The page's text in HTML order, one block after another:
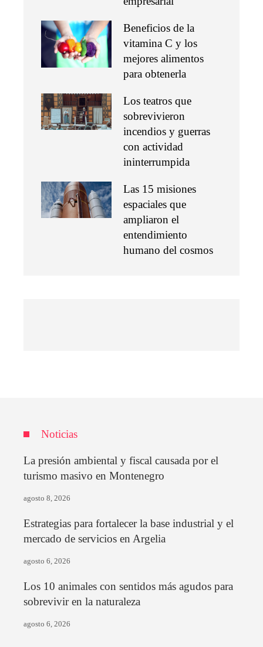
Beneficios de la
vitamina C y los
mejores alimentos
para obtenerla
Los teatros que
sobrevivieron
incendios y guerras
con actividad
ininterrumpida
Las 15 misiones
espaciales que
ampliaron el
entendimiento
humano del cosmos
Noticias
La presión ambiental y fiscal causada por el
turismo masivo en Montenegro
agosto 8, 2026
Estrategias para fortalecer la base industrial y el
mercado de servicios en Argelia
agosto 6, 2026
Los 10 animales con sentidos más agudos para
sobrevivir en la naturaleza
agosto 6, 2026